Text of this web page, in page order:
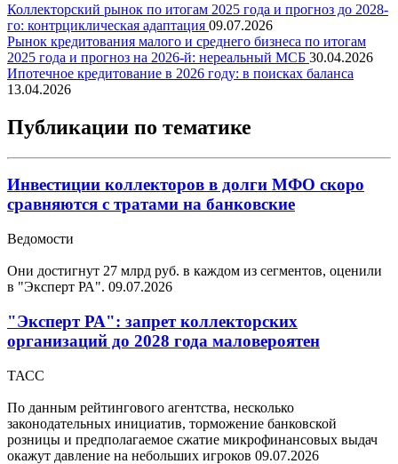
Коллекторский рынок по итогам 2025 года и прогноз до 2028-
го: контрциклическая адаптация 09.07.2026
Рынок кредитования малого и среднего бизнеса по итогам
2025 года и прогноз на 2026-й: нереальный МСБ 30.04.2026
Ипотечное кредитование в 2026 году: в поисках баланса
13.04.2026
Публикации по тематике
Инвестиции коллекторов в долги МФО скоро
сравняются с тратами на банковские
Ведомости
Они достигнут 27 млрд руб. в каждом из сегментов, оценили
в "Эксперт РА". 09.07.2026
"Эксперт РА": запрет коллекторских
организаций до 2028 года маловероятен
ТАСС
По данным рейтингового агентства, несколько
законодательных инициатив, торможение банковской
розницы и предполагаемое сжатие микрофинансовых выдач
окажут давление на небольших игроков 09.07.2026